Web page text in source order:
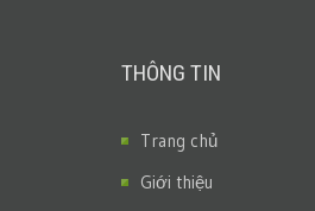
THÔNG TIN
Trang chủ
Giới thiệu